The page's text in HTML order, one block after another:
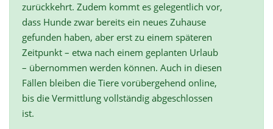
zurückkehrt. Zudem kommt es gelegentlich vor,
dass Hunde zwar bereits ein neues Zuhause
gefunden haben, aber erst zu einem späteren
Zeitpunkt – etwa nach einem geplanten Urlaub
– übernommen werden können. Auch in diesen
Fällen bleiben die Tiere vorübergehend online,
bis die Vermittlung vollständig abgeschlossen
ist.